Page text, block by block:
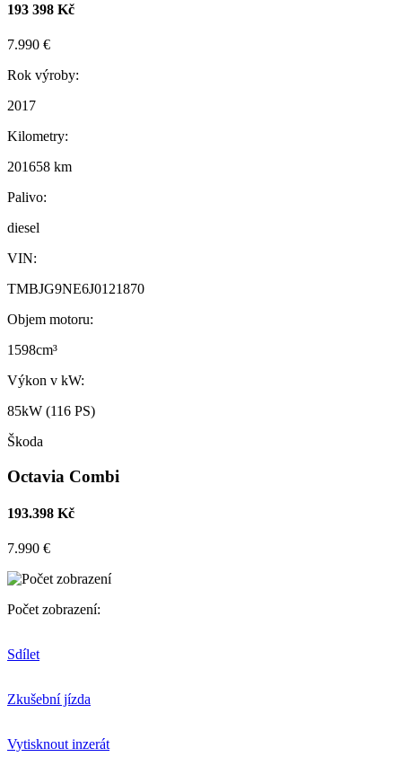
193 398 Kč
7.990 €
Rok výroby:
2017
Kilometry:
201658 km
Palivo:
diesel
VIN:
TMBJG9NE6J0121870
Objem motoru:
1598cm³
Výkon v kW:
85kW (116 PS)
Škoda
Octavia Combi
193.398 Kč
7.990 €
Počet zobrazení:
Sdílet
Zkušební jízda
Vytisknout inzerát